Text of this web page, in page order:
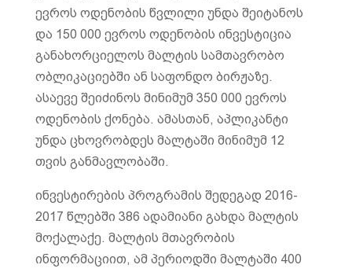
ევროს ოდენობის წვლილი უნდა შეიტანოს
და 150 000 ევროს ოდენობის ინვესტიცია
განახორციელოს მალტის სამთავრობო
ობლიკაციებში ან საფონდო ბირჟაზე.
ასაევე შეიძინოს მინიმუმ 350 000 ევროს
ოდენობის ქონება. ამასთან, აპლიკანტი
უნდა ცხოვრობდეს მალტაში მინიმუმ 12
თვის განმავლობაში.
ინვესტირების პროგრამის შედეგად 2016-
2017 წლებში 386 ადამიანი გახდა მალტის
მოქალაქე. მალტის მთავრობის
ინფორმაციით, ამ პერიოდში მალტაში 400